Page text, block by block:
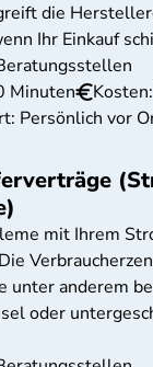
die
Ihr Einkauf
Minuten
Persönlich vor
mit Ihrem
unter anderem
oder